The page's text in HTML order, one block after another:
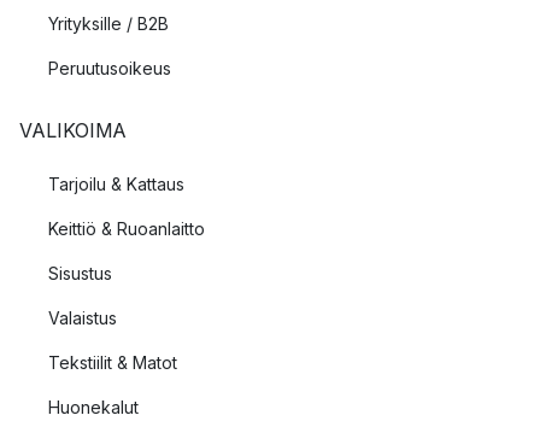
Yrityksille / B2B
Peruutusoikeus
VALIKOIMA
Tarjoilu & Kattaus
Keittiö & Ruoanlaitto
Sisustus
Valaistus
Tekstiilit & Matot
Huonekalut